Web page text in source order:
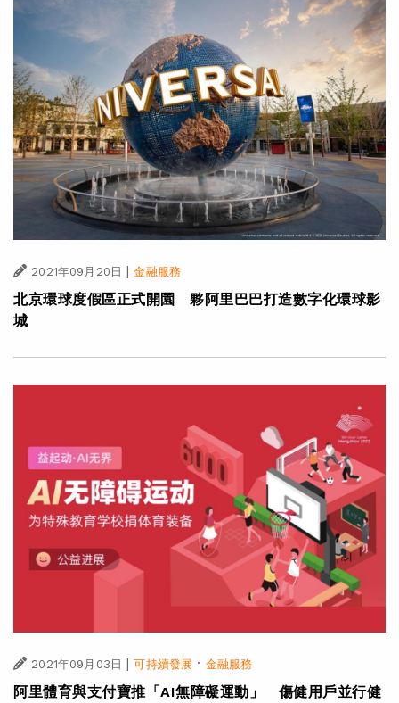
2021年09月20日 | 金融服務
北京環球度假區正式開園 夥阿里巴巴打造數字化環球影
城
2021年09月03日 | 可持續發展 · 金融服務
阿里體育與支付寶推「AI無障礙運動」 傷健用戶並行健